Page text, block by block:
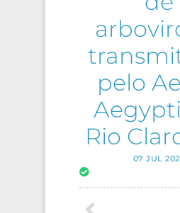
pelo
Rio
07 JUL